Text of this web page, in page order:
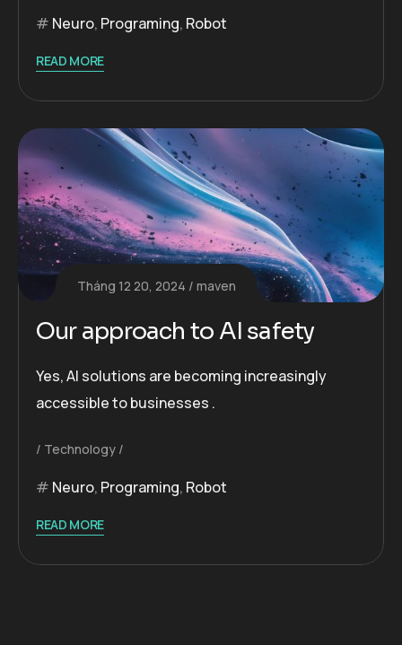
Neuro, Programing, Robot
READ MORE
Tháng 12 20, 2024 maven
Our approach to AI safety
Yes, AI solutions are becoming increasingly
accessible to businesses .
Technology
Neuro, Programing, Robot
READ MORE